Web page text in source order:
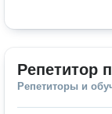
Репетитор
Репетиторы и